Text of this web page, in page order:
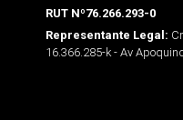
RUT Nº76.266.293-0
Representante Legal:
16.366.285-k - Av